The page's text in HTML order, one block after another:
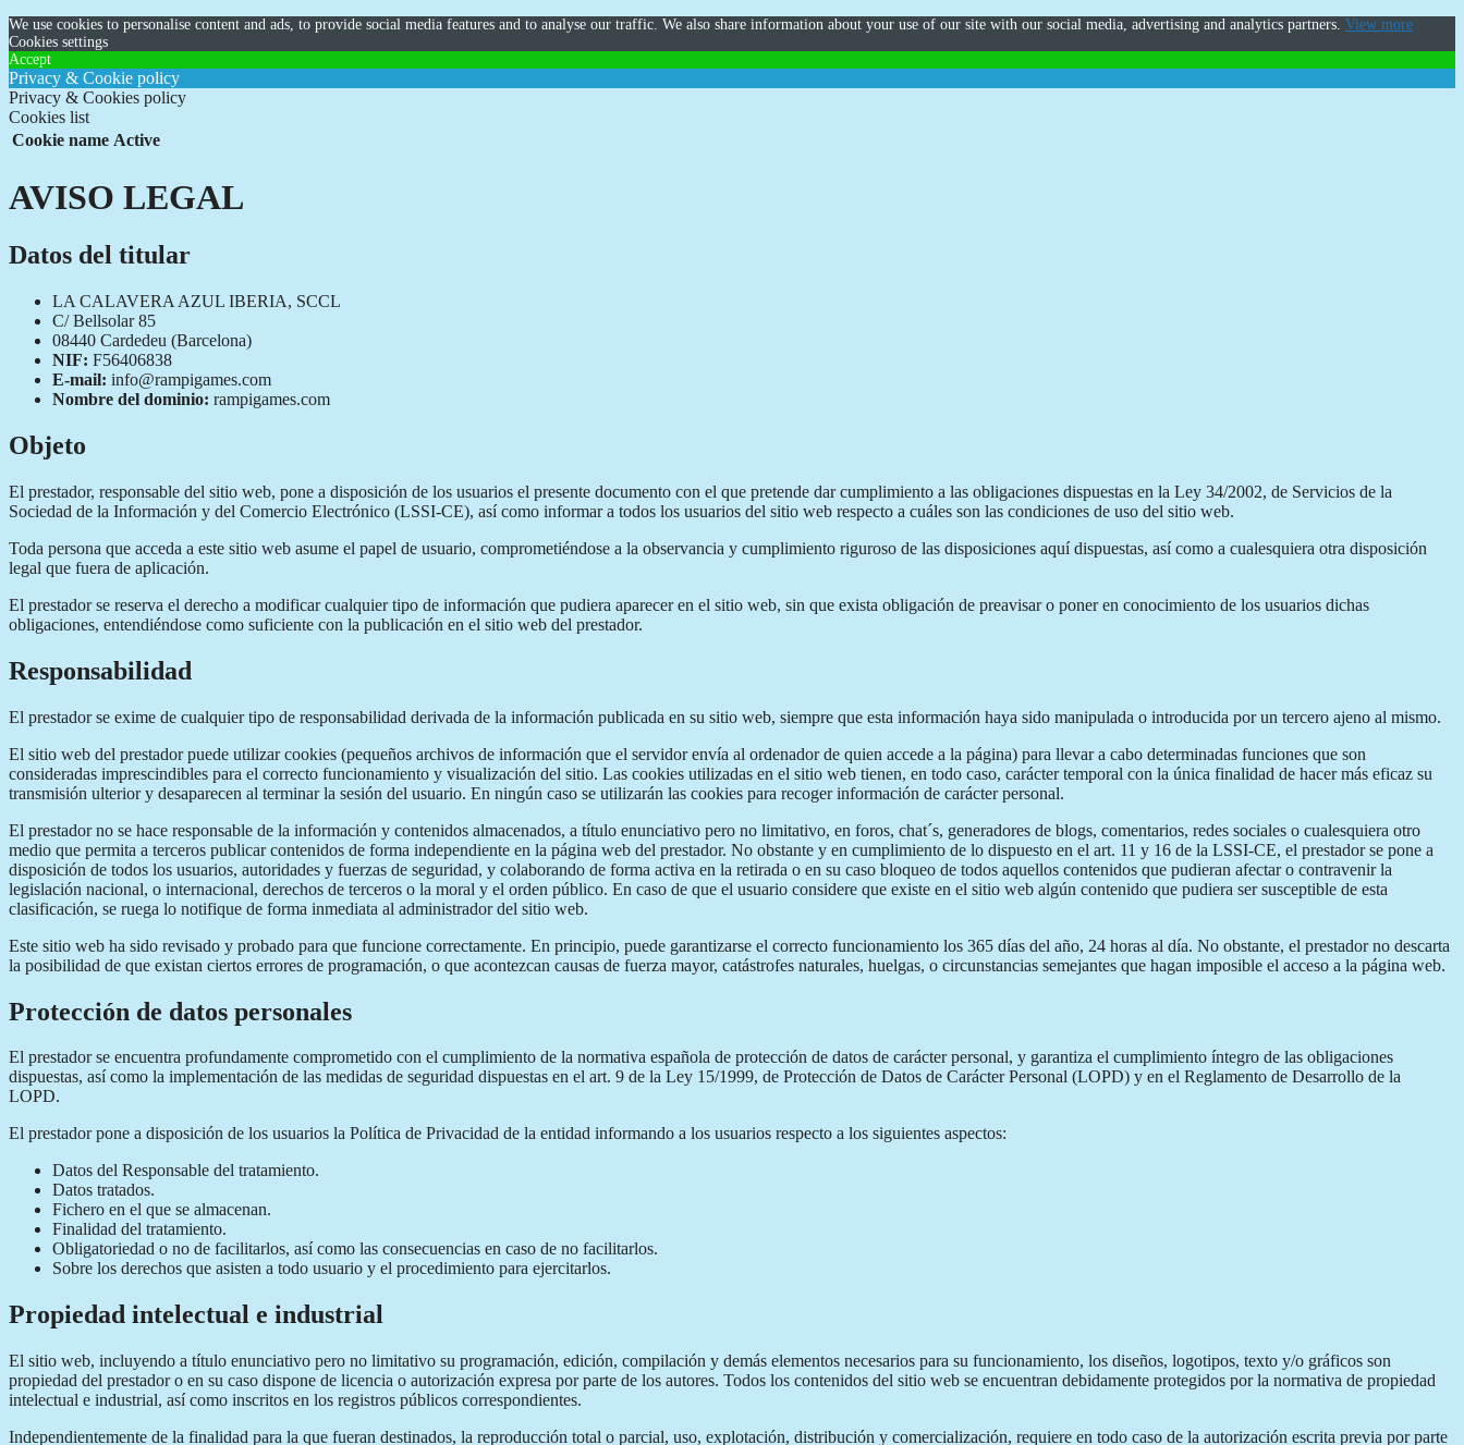
We use cookies to personalise content and ads, to provide social media features and to analyse our traffic. We also share information about your use of our site with our social media, advertising and analytics partners. View more
Cookies settings
Accept
Privacy & Cookie policy
Privacy & Cookies policy
Cookies list
Cookie name Active
AVISO LEGAL
Datos del titular
LA CALAVERA AZUL IBERIA, SCCL
C/ Bellsolar 85
08440 Cardedeu (Barcelona)
NIF: F56406838
E-mail: info@rampigames.com
Nombre del dominio: rampigames.com
Objeto
El prestador, responsable del sitio web, pone a disposición de los usuarios el presente documento con el que pretende dar cumplimiento a las obligaciones dispuestas en la Ley 34/2002, de Servicios de la
Sociedad de la Información y del Comercio Electrónico (LSSI-CE), así como informar a todos los usuarios del sitio web respecto a cuáles son las condiciones de uso del sitio web.
Toda persona que acceda a este sitio web asume el papel de usuario, comprometiéndose a la observancia y cumplimiento riguroso de las disposiciones aquí dispuestas, así como a cualesquiera otra disposición
legal que fuera de aplicación.
El prestador se reserva el derecho a modificar cualquier tipo de información que pudiera aparecer en el sitio web, sin que exista obligación de preavisar o poner en conocimiento de los usuarios dichas
obligaciones, entendiéndose como suficiente con la publicación en el sitio web del prestador.
Responsabilidad
El prestador se exime de cualquier tipo de responsabilidad derivada de la información publicada en su sitio web, siempre que esta información haya sido manipulada o introducida por un tercero ajeno al mismo.
El sitio web del prestador puede utilizar cookies (pequeños archivos de información que el servidor envía al ordenador de quien accede a la página) para llevar a cabo determinadas funciones que son
consideradas imprescindibles para el correcto funcionamiento y visualización del sitio. Las cookies utilizadas en el sitio web tienen, en todo caso, carácter temporal con la única finalidad de hacer más eficaz su
transmisión ulterior y desaparecen al terminar la sesión del usuario. En ningún caso se utilizarán las cookies para recoger información de carácter personal.
El prestador no se hace responsable de la información y contenidos almacenados, a título enunciativo pero no limitativo, en foros, chat´s, generadores de blogs, comentarios, redes sociales o cualesquiera otro
medio que permita a terceros publicar contenidos de forma independiente en la página web del prestador. No obstante y en cumplimiento de lo dispuesto en el art. 11 y 16 de la LSSI-CE, el prestador se pone a
disposición de todos los usuarios, autoridades y fuerzas de seguridad, y colaborando de forma activa en la retirada o en su caso bloqueo de todos aquellos contenidos que pudieran afectar o contravenir la
legislación nacional, o internacional, derechos de terceros o la moral y el orden público. En caso de que el usuario considere que existe en el sitio web algún contenido que pudiera ser susceptible de esta
clasificación, se ruega lo notifique de forma inmediata al administrador del sitio web.
Este sitio web ha sido revisado y probado para que funcione correctamente. En principio, puede garantizarse el correcto funcionamiento los 365 días del año, 24 horas al día. No obstante, el prestador no descarta
la posibilidad de que existan ciertos errores de programación, o que acontezcan causas de fuerza mayor, catástrofes naturales, huelgas, o circunstancias semejantes que hagan imposible el acceso a la página web.
Protección de datos personales
El prestador se encuentra profundamente comprometido con el cumplimiento de la normativa española de protección de datos de carácter personal, y garantiza el cumplimiento íntegro de las obligaciones
dispuestas, así como la implementación de las medidas de seguridad dispuestas en el art. 9 de la Ley 15/1999, de Protección de Datos de Carácter Personal (LOPD) y en el Reglamento de Desarrollo de la
LOPD.
El prestador pone a disposición de los usuarios la Política de Privacidad de la entidad informando a los usuarios respecto a los siguientes aspectos:
Datos del Responsable del tratamiento.
Datos tratados.
Fichero en el que se almacenan.
Finalidad del tratamiento.
Obligatoriedad o no de facilitarlos, así como las consecuencias en caso de no facilitarlos.
Sobre los derechos que asisten a todo usuario y el procedimiento para ejercitarlos.
Propiedad intelectual e industrial
El sitio web, incluyendo a título enunciativo pero no limitativo su programación, edición, compilación y demás elementos necesarios para su funcionamiento, los diseños, logotipos, texto y/o gráficos son
propiedad del prestador o en su caso dispone de licencia o autorización expresa por parte de los autores. Todos los contenidos del sitio web se encuentran debidamente protegidos por la normativa de propiedad
intelectual e industrial, así como inscritos en los registros públicos correspondientes.
Independientemente de la finalidad para la que fueran destinados, la reproducción total o parcial, uso, explotación, distribución y comercialización, requiere en todo caso de la autorización escrita previa por parte